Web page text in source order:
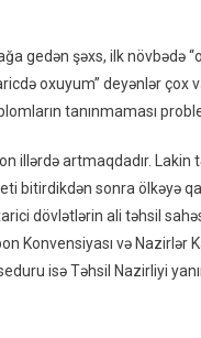
gedən şəxs, ilk növbədə
oxuyum” deyənlər
tanınmaması
illərdə artmaqdadır. Lakin
bitirdikdən sonra ölkəyə
dövlətlərin ali təhsil
Konvensiyası və
isə Təhsil Nazirliyi